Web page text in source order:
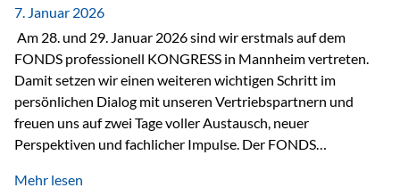
7. Januar 2026
Am 28. und 29. Januar 2026 sind wir erstmals auf dem
FONDS professionell KONGRESS in Mannheim vertreten.
Damit setzen wir einen weiteren wichtigen Schritt im
persönlichen Dialog mit unseren Vertriebspartnern und
freuen uns auf zwei Tage voller Austausch, neuer
Perspektiven und fachlicher Impulse. Der FONDS
Branchentreffen für Finanz- und Versicherungsprofis im
Mehr lesen